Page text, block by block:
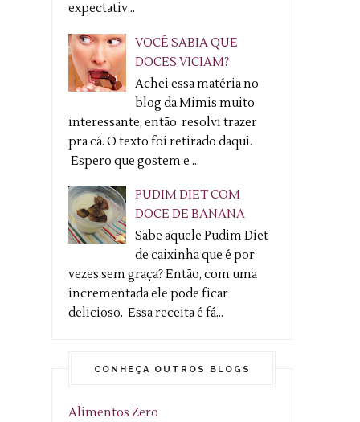
expectativ...
VOCÊ SABIA QUE
DOCES VICIAM?
Achei essa matéria no
blog da Mimis muito
interessante, então resolvi trazer
pra cá. O texto foi retirado daqui.
Espero que gostem e ...
PUDIM DIET COM
DOCE DE BANANA
Sabe aquele Pudim Diet
de caixinha que é por
vezes sem graça? Então, com uma
incrementada ele pode ficar
delicioso. Essa receita é fá...
CONHEÇA OUTROS BLOGS
Alimentos Zero